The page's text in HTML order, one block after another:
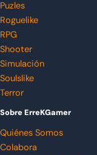
Puzles
Roguelike
RPG
Shooter
Simulación
Soulslike
Terror
Sobre ErreKGamer
Quiénes Somos
Colabora